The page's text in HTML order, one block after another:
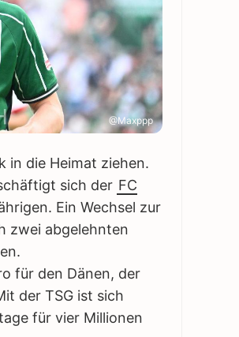
@Maxppp
in die Heimat ziehen.
sich der FC
Ein Wechsel zur
zwei abgelehnten
für den Dänen, der
der TSG ist sich
für vier Millionen